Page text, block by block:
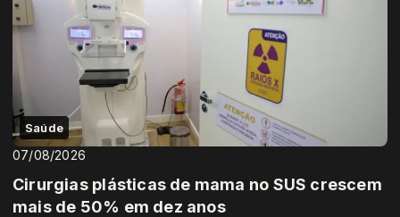
Saúde
07/08/2026
Cirurgias plásticas de mama no SUS crescem
mais de 50% em dez anos